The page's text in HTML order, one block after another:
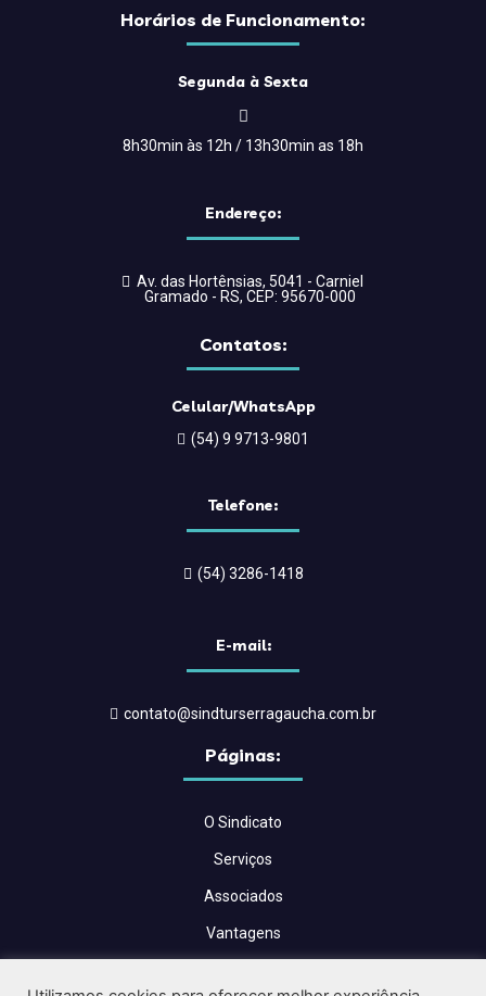
Horários de Funcionamento:
Segunda à Sexta
8h30min às 12h / 13h30min as 18h
Endereço:
Av. das Hortênsias, 5041 - Carniel
Gramado - RS, CEP: 95670-000
Contatos:
Celular/WhatsApp
(54) 9 9713-9801
Telefone:
(54) 3286-1418
E-mail:
contato@sindturserragaucha.com.br
Páginas:
O Sindicato
Serviços
Associados
Vantagens